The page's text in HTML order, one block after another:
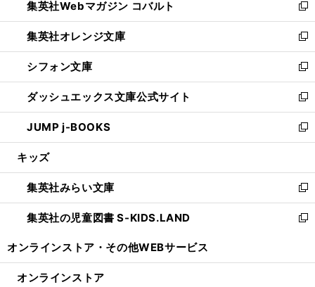
く
で
開
く
ド
ウ
で
開
く
ィ
ン
ド
ウ
で
開
く
集英社Webマガジン コバルト
新
し
い
ウ
ィ
ン
ド
ウ
で
開
集英社オレンジ文庫
新
し
い
ウ
ィ
ン
ド
ウ
開
く
シフォン文庫
新
し
い
ウ
ィ
ン
ウ
で
開
く
ダッシュエックス文庫公式サイト
新
し
い
ウ
ン
ド
ウ
で
JUMP j-BOOKS
新
し
ウ
ィ
ン
ド
開
キッズ
集英社みらい文庫
新
し
い
ン
集英社の児童図書 S-KIDS.LAND
新
ウ
オンラインストア・ その他WEBサービス
オンラインストア